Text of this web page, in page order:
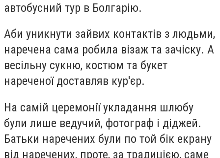
автобусний тур в Болгарію.
Аби уникнути зайвих контактів з людьми,
наречена сама робила візаж та зачіску. А
весільну сукню, костюм та букет
нареченої доставляв кур'єр.
На самій церемонії укладання шлюбу
були лише ведучий, фотограф і діджей.
Батьки наречених були по той бік екрану
від наречених, проте, за традицією, саме